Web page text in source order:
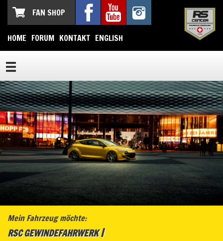
FAN SHOP
HOME FORUM KONTAKT ENGLISH
Mein Fahrzeug möchte:
RSC GEWINDEFAHRWERK